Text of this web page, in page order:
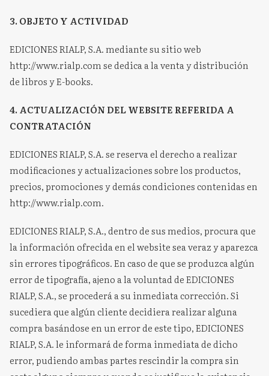
3. OBJETO Y ACTIVIDAD
EDICIONES RIALP, S.A. mediante su sitio web
http://www.rialp.com se dedica a la venta y distribución
de libros y E-books.
4. ACTUALIZACIÓN DEL WEBSITE REFERIDA A
CONTRATACIÓN
EDICIONES RIALP, S.A. se reserva el derecho a realizar
modificaciones y actualizaciones sobre los productos,
precios, promociones y demás condiciones contenidas en
http://www.rialp.com.
EDICIONES RIALP, S.A., dentro de sus medios, procura que
la información ofrecida en el website sea veraz y aparezca
sin errores tipográficos. En caso de que se produzca algún
error de tipografía, ajeno a la voluntad de EDICIONES
RIALP, S.A., se procederá a su inmediata corrección. Si
sucediera que algún cliente decidiera realizar alguna
compra basándose en un error de este tipo, EDICIONES
RIALP, S.A. le informará de forma inmediata de dicho
error, pudiendo ambas partes rescindir la compra sin